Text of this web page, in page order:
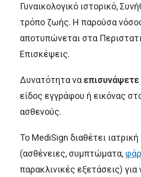
Γυναικολογικό ιστορικό,
τρόπο ζωής. Η παρούσα
αποτυπώνεται στα
Επισκέψεις.
Δυνατότητα να επισυνάψετε
είδος εγγράφου ή εικόνας
ασθενούς.
Το MediSign διαθέτει
(ασθένειες, συμπτώματα,
παρακλινικές εξετάσεις) για